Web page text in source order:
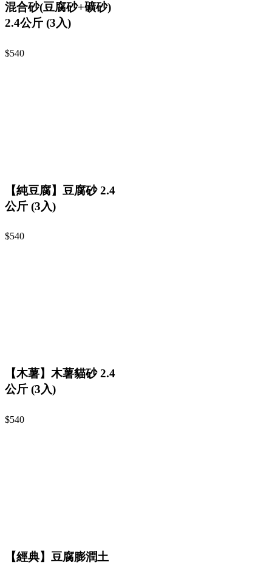
混合砂(豆腐砂+礦砂)
2.4公斤 (3入)
$540
【純豆腐】豆腐砂 2.4
公斤 (3入)
$540
【木薯】木薯貓砂 2.4
公斤 (3入)
$540
【經典】豆腐膨潤土